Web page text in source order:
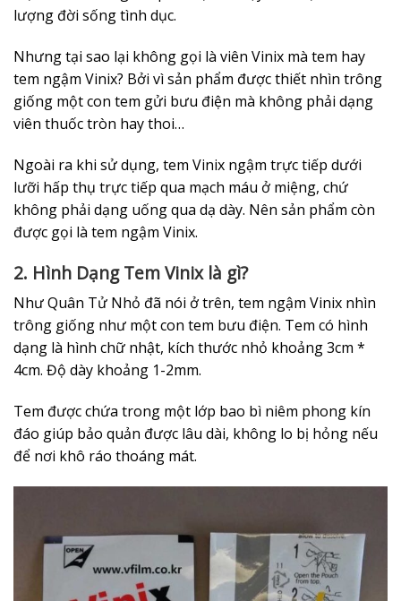
lượng đời sống tình dục.
Nhưng tại sao lại không gọi là viên Vinix mà tem hay
tem ngậm Vinix? Bởi vì sản phẩm được thiết nhìn trông
giống một con tem gửi bưu điện mà không phải dạng
viên thuốc tròn hay thoi…
Ngoài ra khi sử dụng, tem Vinix ngậm trực tiếp dưới
lưỡi hấp thụ trực tiếp qua mạch máu ở miệng, chứ
không phải dạng uống qua dạ dày. Nên sản phẩm còn
được gọi là tem ngậm Vinix.
2. Hình Dạng Tem Vinix là gì?
Như Quân Tử Nhỏ đã nói ở trên, tem ngậm Vinix nhìn
trông giống như một con tem bưu điện. Tem có hình
dạng là hình chữ nhật, kích thước nhỏ khoảng 3cm *
4cm. Độ dày khoảng 1-2mm.
Tem được chứa trong một lớp bao bì niêm phong kín
đáo giúp bảo quản được lâu dài, không lo bị hỏng nếu
để nơi khô ráo thoáng mát.